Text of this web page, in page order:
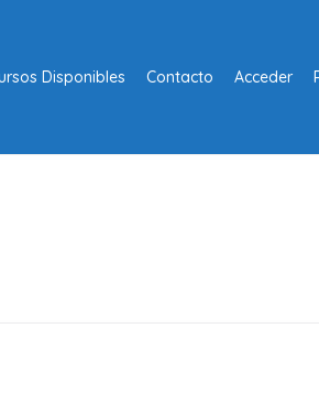
Disponibles Contacto Acceder